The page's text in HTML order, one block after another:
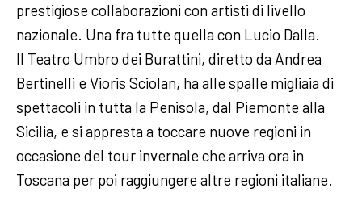
prestigiose collaborazioni con artisti di livello
nazionale. Una fra tutte quella con Lucio Dalla.
Il Teatro Umbro dei Burattini, diretto da Andrea
Bertinelli e Vioris Sciolan, ha alle spalle migliaia di
spettacoli in tutta la Penisola, dal Piemonte alla
Sicilia, e si appresta a toccare nuove regioni in
occasione del tour invernale che arriva ora in
Toscana per poi raggiungere altre regioni italiane.